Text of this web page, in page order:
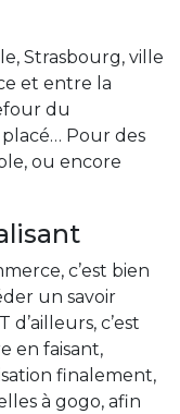
Strasbourg, ville
et entre la
du
Pour des
ou encore
c’est bien
un savoir
c’est
en faisant,
finalement,
à gogo, afin